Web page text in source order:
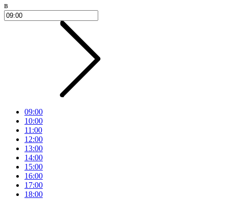
в
09:00
10:00
11:00
12:00
13:00
14:00
15:00
16:00
17:00
18:00